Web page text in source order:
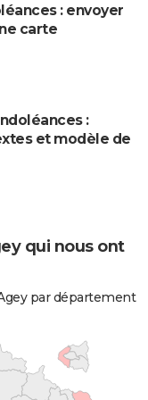
: envoyer
carte
:
et modèle de
qui nous ont
par département